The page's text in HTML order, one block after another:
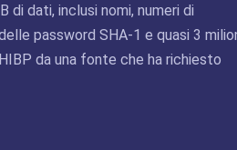
di dati, inclusi nomi, numeri di
password SHA-1 e quasi 3
da una fonte che ha richiesto